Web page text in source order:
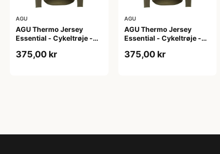
AGU
AGU Thermo Jersey
Essential - Cykeltrøje -
375,00 kr
AGU
AGU Thermo Jersey
Essential - Cykeltrøje -
M
375,00 kr